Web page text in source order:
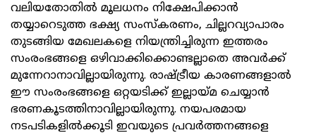
വലിയതോതിൽ മൂലധനം നിക്ഷേപിക്കാൻ
തയ്യാറെടുത്ത ഭക്ഷ്യ സംസ്കരണം, ചില്ലറവ്യാപാരം
തുടങ്ങിയ മേഖലകളെ നിയന്ത്രിച്ചിരുന്ന ഇത്തരം
സംരംഭങ്ങളെ ഒഴിവാക്കിക്കൊണ്ടല്ലാതെ അവർക്ക്
മുന്നേറാനാവില്ലായിരുന്നു. രാഷ്ട്രീയ കാരണങ്ങളാൽ
ഈ സംരംഭങ്ങളെ ഒറ്റയടിക്ക് ഇല്ലായ്‌മ ചെയ്യാൻ
ഭരണകൂടത്തിനാവില്ലായിരുന്നു. നയപരമായ
നടപടികളിൽക്കൂടി ഇവയുടെ പ്രവർത്തനങ്ങളെ